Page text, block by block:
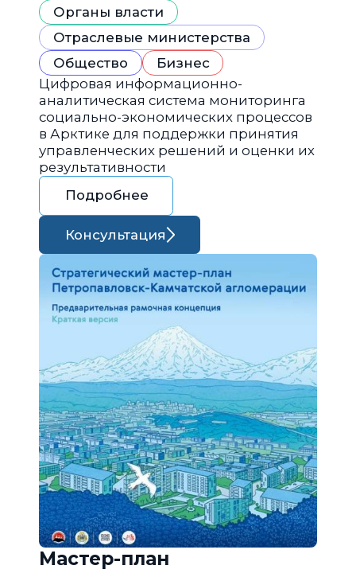
Органы власти
Отраслевые министерства
Общество
Бизнес
Цифровая информационно-
аналитическая система мониторинга
социально-экономических процессов
в Арктике для поддержки принятия
управленческих решений и оценки их
результативности
Подробнее
Консультация
Мастер-план